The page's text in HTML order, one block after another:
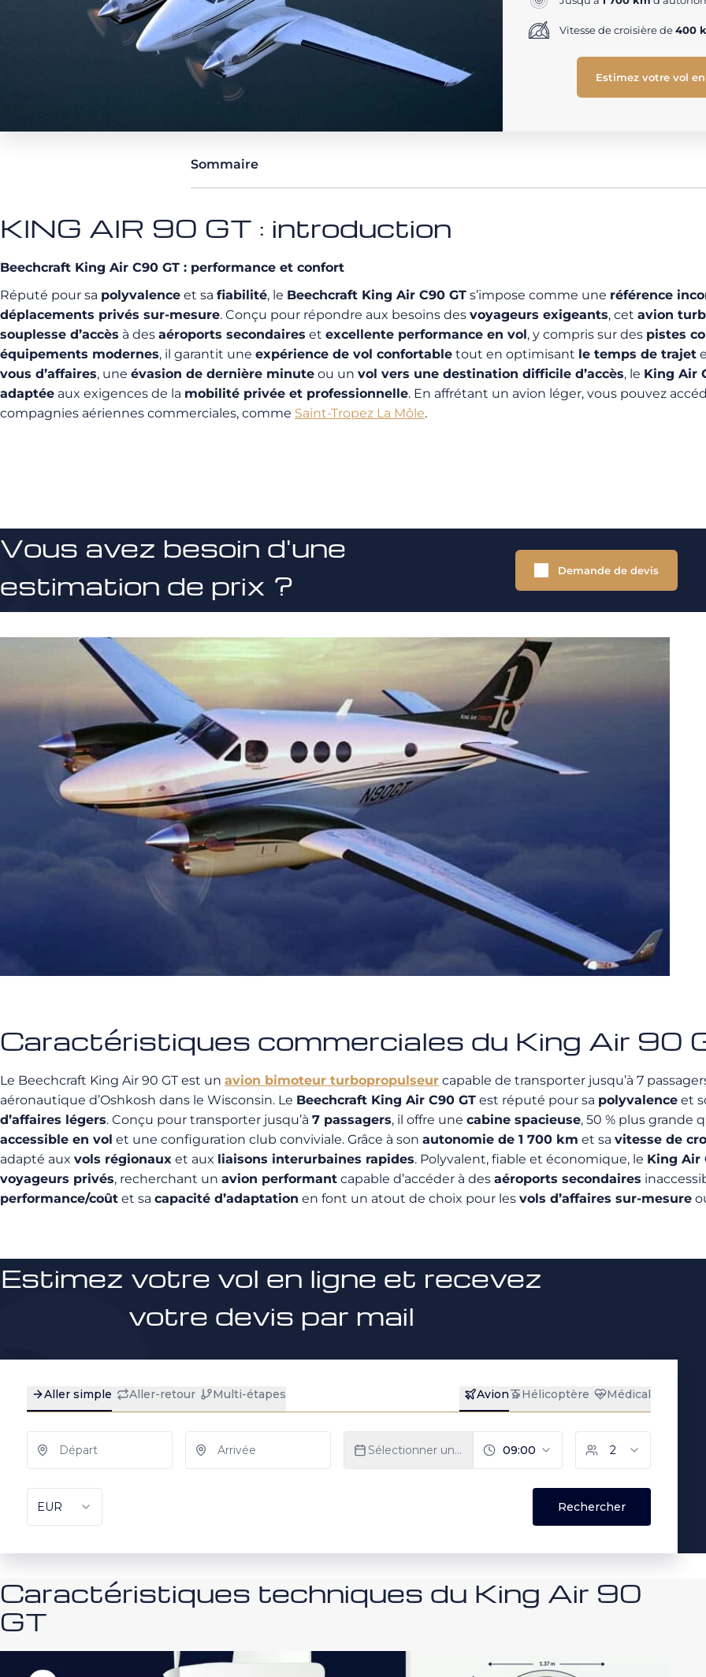
Vitesse de croisière de400
Estimez votre vol
Sommaire
KING AIR 90 GT : introduction
Beechcraft King Air C90 GT : performance et confort
Réputé pour sa polyvalence et sa fiabilité, le Beechcraft King Air C90 GT s’impose comme une référence
déplacements privés sur-mesure. Conçu pour répondre aux besoins des voyageurs exigeants, cet avion
souplesse d’accès à des aéroports secondaires et excellente performance en vol, y compris sur des pistes
équipements modernes, il garantit une expérience de vol confortable tout en optimisant le temps de trajet
vous d’affaires, une évasion de dernière minute ou un vol vers une destination difficile d’accès, le King Air
adaptée aux exigences de la mobilité privée et professionnelle. En affrétant un avion léger, vous pouvez
compagnies aériennes commerciales, comme Saint-Tropez La Môle.
Vous avez besoin d'une
estimation de prix ?
Demande de devis
Caractéristiques commerciales du King Air 90
Le Beechcraft King Air 90 GT est un avion bimoteur turbopropulseur capable de transporter jusqu’à 7
aéronautique d’Oshkosh dans le Wisconsin. Le Beechcraft King Air C90 GT est réputé pour sa polyvalence et
d’affaires légers. Conçu pour transporter jusqu’à 7 passagers, il offre une cabine spacieuse, 50 % plus grande
accessible en vol et une configuration club conviviale. Grâce à son autonomie de 1 700 km et sa vitesse de
adapté aux vols régionaux et aux liaisons interurbaines rapides. Polyvalent, fiable et économique, le King Air
voyageurs privés, recherchant un avion performant capable d’accéder à des aéroports secondaires
performance/coût et sa capacité d’adaptation en font un atout de choix pour les vols d’affaires sur-mesure
Estimez votre vol en ligne et recevez
votre devis par mail
Caractéristiques techniques du King Air 90
GT